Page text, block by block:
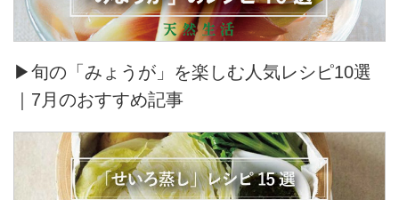
▶旬の「みょうが」を楽しむ人気レシピ10選
｜7月のおすすめ記事